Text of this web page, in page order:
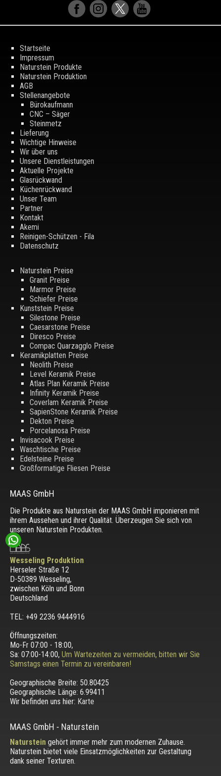
Startseite
Impressum
Naturstein Produkte
Naturstein Produktion
AGB
Stellenangebote
Bürokaufmann
CNC – Säger
Steinmetz
Lieferung
Wichtige Hinweise
Wir über uns
Unsere Dienstleistungen
Aktuelle Projekte
Glasrückwand
Küchenrückwand
Unser Team
Partner
Kontakt
Akemi
Reinigen-Schützen - Fila
Datenschutz
Naturstein Preise
Granit Preise
Marmor Preise
Schiefer Preise
Kunststein Preise
Silestone Preise
Caesarstone Preise
Diresco Preise
Compac Quarzagglo Preise
Keramikplatten Preise
Neolith Preise
Level Keramik Preise
Atlas Plan Keramik Preise
Infinity Keramik Preise
Coverlam Keramik Preise
SapienStone Keramik Preise
Dekton Preise
Porcelanosa Preise
Invisacook Preise
Waschtische Preise
Edelsteine Preise
Großformatige Fliesen Preise
MAAS GmbH
Die Produkte aus Naturstein der MAAS GmbH imponieren mit
ihrem Aussehen und ihrer Qualität. Überzeugen Sie sich von
unseren Naturstein Produkten.
Wesseling Produktion
Herseler Straße 12
D-50389 Wesseling,
zwischen Köln und Bonn
Deutschland
TEL: +49 2236 9444916
Öffnungszeiten:
Mo-Fr 07:00 - 18:00,
Sa: 07:00-14:00, Um Wartezeiten zu vermeiden, bitten wir Sie
Samstags einen Termin zu vereinbaren!
Geographische Breite: 50.80425
Geographische Länge: 6.99411
Wir befinden uns hier: Karte
MAAS GmbH - Naturstein
Natursteingehört immer mehr zum modernen Zuhause.
Naturstein bietet viele Einsatzmöglichkeiten zur Gestaltung
dank seiner Texturen.